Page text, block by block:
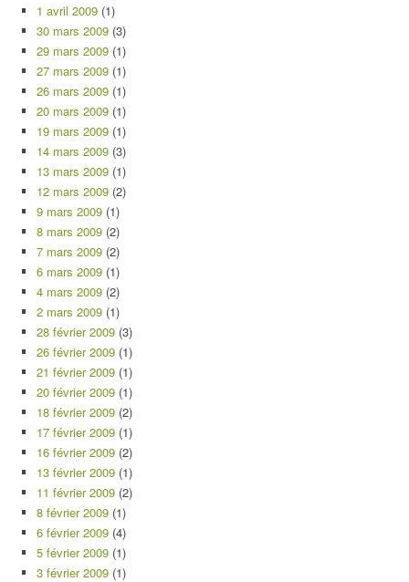
1 avril 2009 (1)
30 mars 2009 (3)
29 mars 2009 (1)
27 mars 2009 (1)
26 mars 2009 (1)
20 mars 2009 (1)
19 mars 2009 (1)
14 mars 2009 (3)
13 mars 2009 (1)
12 mars 2009 (2)
9 mars 2009 (1)
8 mars 2009 (2)
7 mars 2009 (2)
6 mars 2009 (1)
4 mars 2009 (2)
2 mars 2009 (1)
28 février 2009 (3)
26 février 2009 (1)
21 février 2009 (1)
20 février 2009 (1)
18 février 2009 (2)
17 février 2009 (1)
16 février 2009 (2)
13 février 2009 (1)
11 février 2009 (2)
8 février 2009 (1)
6 février 2009 (4)
5 février 2009 (1)
3 février 2009 (1)